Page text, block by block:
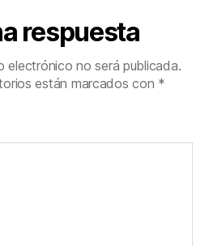
respuesta
electrónico no será publicada.
están marcados con *